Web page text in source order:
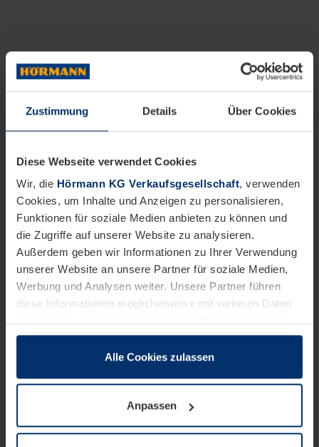
Zustimmung Details Über Cookies
Diese Webseite verwendet Cookies
Wir, die Hörmann KG Verkaufsgesellschaft, verwenden
Cookies, um Inhalte und Anzeigen zu personalisieren,
Funktionen für soziale Medien anbieten zu können und
die Zugriffe auf unserer Website zu analysieren.
Außerdem geben wir Informationen zu Ihrer Verwendung
unserer Website an unsere Partner für soziale Medien,
Werbung und Analysen weiter. Unsere Partner führen
diese Informationen möglicherweise mit weiteren Daten
sie im Rahmen Ihrer Nutzung der Dienste gesammelt
wenn diese für den Betrieb dieser Seite unbedingt
notwendig sind. Für alle anderen Cookie-Typen benötigen
wir Ihre Erlaubnis. Ihre Einwilligung können Sie jederzeit
Alle Cookies zulassen
Anpassen